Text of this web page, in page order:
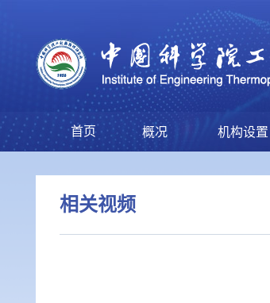
首页 概况 机构设置
相关视频